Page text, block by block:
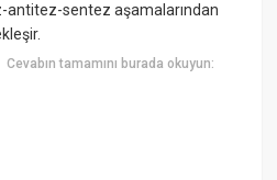
antitez-sentez aşamalarından
Cevabın tamamını burada okuyun: